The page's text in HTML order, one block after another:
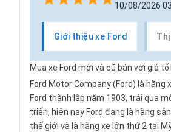
10/08/2026
Giới thiệu xe Ford
Mua xe Ford mới và cũ bán với giá
Ford Motor Company (Ford) là hãng
Ford thành lập năm 1903, trải qua
triển, hiện nay Ford đang là hãng
thế giới và là hãng xe lớn thứ 2 tại